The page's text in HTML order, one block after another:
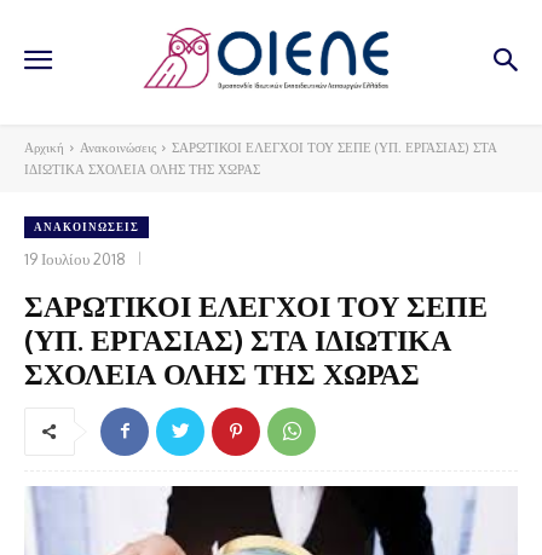
Αρχική Ανακοινώσεις
ΣΑΡΩΤΙΚΟΙ ΕΛΕΓΧΟΙ ΤΟΥ ΣΕΠΕ (ΥΠ. ΕΡΓΑΣΙΑΣ) ΣΤΑ
ΙΔΙΩΤΙΚΑ ΣΧΟΛΕΙΑ ΟΛΗΣ ΤΗΣ ΧΩΡΑΣ
ΑΝΑΚΟΙΝΏΣΕΙΣ
19 Ιουλίου 2018
ΣΑΡΩΤΙΚΟΙ ΕΛΕΓΧΟΙ ΤΟΥ ΣΕΠΕ
(ΥΠ. ΕΡΓΑΣΙΑΣ) ΣΤΑ ΙΔΙΩΤΙΚΑ
ΣΧΟΛΕΙΑ ΟΛΗΣ ΤΗΣ ΧΩΡΑΣ